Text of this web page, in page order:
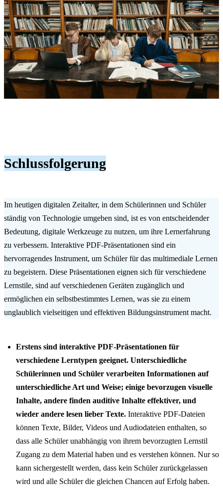
Schlussfolgerung
Im heutigen digitalen Zeitalter, in dem Schülerinnen und Schüler
ständig von Technologie umgeben sind, ist es von entscheidender
Bedeutung, digitale Werkzeuge zu nutzen, um ihre Lernerfahrung
zu verbessern. Interaktive PDF-Präsentationen sind ein
hervorragendes Instrument, um Schüler für das multimediale Lernen
zu begeistern. Diese Präsentationen eignen sich für verschiedene
Lernstile, sind auf verschiedenen Geräten zugänglich und
ermöglichen ein selbstbestimmtes Lernen, was sie zu einem
unglaublich vielseitigen und effektiven Bildungsinstrument macht.
Erstens sind interaktive PDF-Präsentationen für
verschiedene Lerntypen geeignet. Unterschiedliche
Schülerinnen und Schüler verarbeiten Informationen auf
unterschiedliche Art und Weise; einige bevorzugen visuelle
Inhalte, andere finden auditive Inhalte effektiver, und
wieder andere lesen lieber Texte. Interaktive PDF-Dateien
können Texte, Bilder, Videos und Audiodateien enthalten, so
dass alle Schüler unabhängig von ihrem bevorzugten Lernstil
Zugang zu dem Material haben und es verstehen können. Nur so
kann sichergestellt werden, dass kein Schüler zurückgelassen
wird und alle Schüler die gleichen Chancen auf Erfolg haben.